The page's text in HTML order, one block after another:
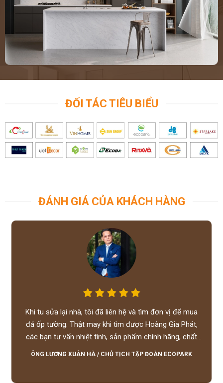
ĐỐI TÁC TIÊU BIỂU
ĐÁNH GIÁ CỦA KHÁCH HÀNG
Khi tu sửa lại nhà, tôi đã liên hệ và tìm đơn vị để mua
đá ốp tường. Thật may khi tìm được Hoàng Gia Phát,
các bạn tư vấn nhiệt tình, sản phẩm chính hãng, chất
lượng tốt, giá hợp lý, hỗ trợ tận tình.
ÔNG LƯƠNG XUÂN HÀ / CHỦ TỊCH TẬP ĐOÀN ECOPARK